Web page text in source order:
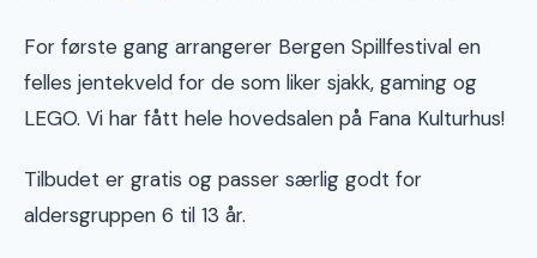
For første gang arrangerer Bergen Spillfestival en
felles jentekveld for de som liker sjakk, gaming og
LEGO. Vi har fått hele hovedsalen på Fana Kulturhus!
Tilbudet er gratis og passer særlig godt for
aldersgruppen 6 til 13 år.